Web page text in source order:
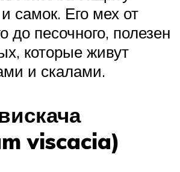
самок. Его мех от
до песочного, полезен
которые живут
и скалами.
viscacia)